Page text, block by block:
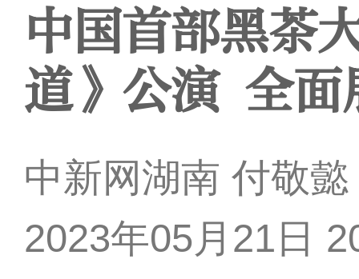
中国首部黑茶
道》公演 全面
中新网湖南 付敬
2023年05月21日